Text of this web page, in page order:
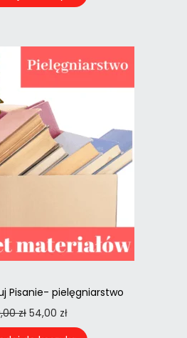
Pisanie- pielęgniarstwo
zł 54,00 zł